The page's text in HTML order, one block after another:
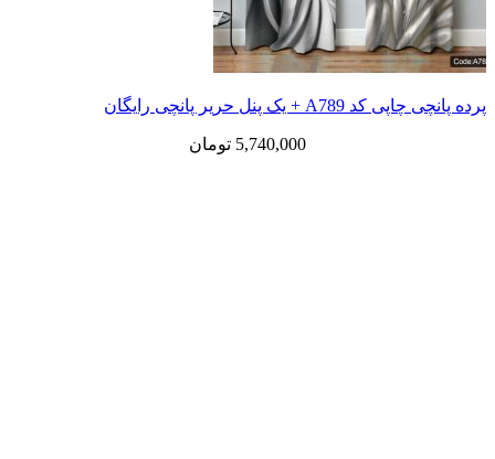
پرده پانچی چاپی کد A789 + یک پنل حریر پانچی رایگان
5,740,000 تومان